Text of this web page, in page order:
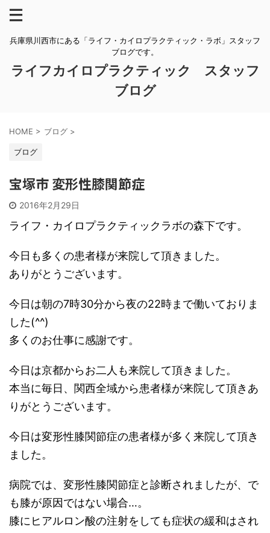
兵庫県川西市にある「ライフ・カイロプラクティック・ラボ」スタッフ
ブログです。
ライフカイロプラクティック スタッフ
ブログ
HOME > ブログ >
ブログ
宝塚市 変形性膝関節症
2016年2月29日
ライフ・カイロプラクティックラボの森下です。
今日も多くの患者様が来院して頂きました。
ありがとうございます。
今日は朝の7時30分から夜の22時まで働いておりま
した(^^)
多くのお仕事に感謝です。
今日は京都からお二人も来院して頂きました。
本当に毎日、関西全域から患者様が来院して頂きあ
りがとうございます。
今日は変形性膝関節症の患者様が多く来院して頂き
ました。
病院では、変形性膝関節症と診断されましたが、で
も膝が原因ではない場合…。
膝にヒアルロン酸の注射をしても症状の緩和はされ